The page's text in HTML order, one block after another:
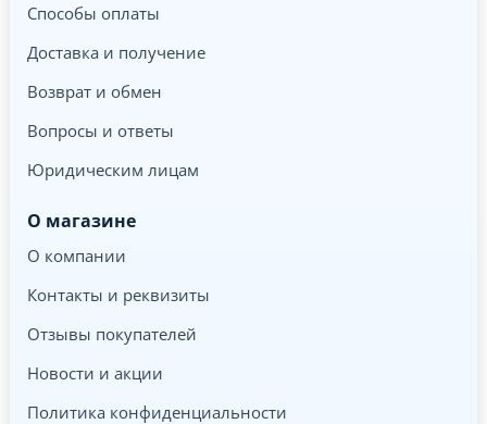
Способы оплаты
Доставка и получение
Возврат и обмен
Вопросы и ответы
Юридическим лицам
О магазине
О компании
Контакты и реквизиты
Отзывы покупателей
Новости и акции
Политика конфиденциальности